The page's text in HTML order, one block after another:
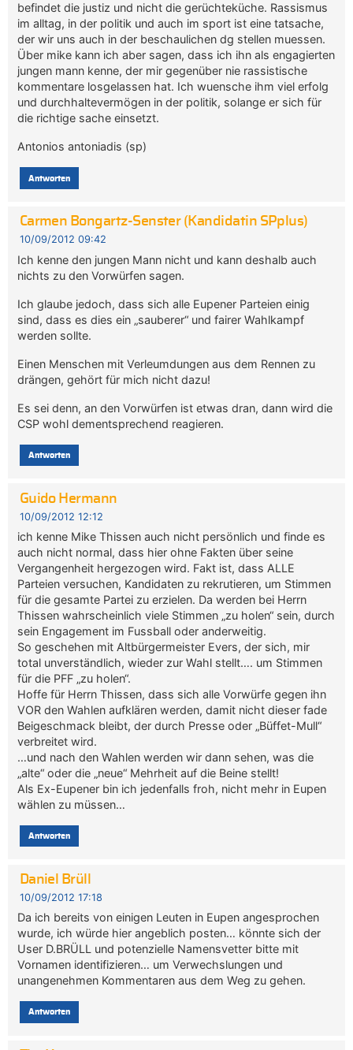
befindet die justiz und nicht die gerüchteküche. Rassismus
im alltag, in der politik und auch im sport ist eine tatsache,
der wir uns auch in der beschaulichen dg stellen muessen.
Über mike kann ich aber sagen, dass ich ihn als engagierten
jungen mann kenne, der mir gegenüber nie rassistische
kommentare losgelassen hat. Ich wuensche ihm viel erfolg
und durchhaltevermögen in der politik, solange er sich für
die richtige sache einsetzt.
Antonios antoniadis (sp)
Antworten
Carmen Bongartz-Senster (Kandidatin SPplus)
10/09/2012 09:42
Ich kenne den jungen Mann nicht und kann deshalb auch
nichts zu den Vorwürfen sagen.
Ich glaube jedoch, dass sich alle Eupener Parteien einig
sind, dass es dies ein „sauberer“ und fairer Wahlkampf
werden sollte.
Einen Menschen mit Verleumdungen aus dem Rennen zu
drängen, gehört für mich nicht dazu!
Es sei denn, an den Vorwürfen ist etwas dran, dann wird die
CSP wohl dementsprechend reagieren.
Antworten
Guido Hermann
10/09/2012 12:12
ich kenne Mike Thissen auch nicht persönlich und finde es
auch nicht normal, dass hier ohne Fakten über seine
Vergangenheit hergezogen wird. Fakt ist, dass ALLE
Parteien versuchen, Kandidaten zu rekrutieren, um Stimmen
für die gesamte Partei zu erzielen. Da werden bei Herrn
Thissen wahrscheinlich viele Stimmen „zu holen“ sein, durch
sein Engagement im Fussball oder anderweitig.
So geschehen mit Altbürgermeister Evers, der sich, mir
total unverständlich, wieder zur Wahl stellt…. um Stimmen
für die PFF „zu holen“.
Hoffe für Herrn Thissen, dass sich alle Vorwürfe gegen ihn
VOR den Wahlen aufklären werden, damit nicht dieser fade
Beigeschmack bleibt, der durch Presse oder „Büffet-Mull“
verbreitet wird.
…und nach den Wahlen werden wir dann sehen, was die
„alte“ oder die „neue“ Mehrheit auf die Beine stellt!
Als Ex-Eupener bin ich jedenfalls froh, nicht mehr in Eupen
wählen zu müssen…
Antworten
Daniel Brüll
10/09/2012 17:18
Da ich bereits von einigen Leuten in Eupen angesprochen
wurde, ich würde hier angeblich posten… könnte sich der
User D.BRÜLL und potenzielle Namensvetter bitte mit
Vornamen identifizieren… um Verwechslungen und
unangenehmen Kommentaren aus dem Weg zu gehen.
Antworten